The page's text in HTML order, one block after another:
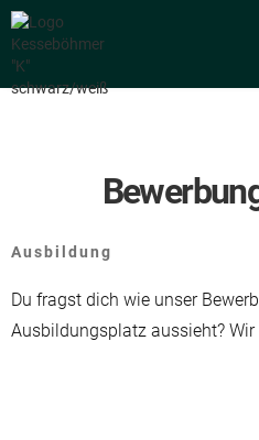
Ausbildung
Du fragst dich wie unser
Ausbildungsplatz aussieht?